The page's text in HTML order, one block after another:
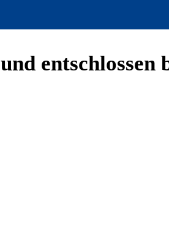
entschlossen